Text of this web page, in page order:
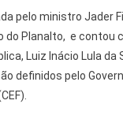
pelo ministro Jader
do Planalto, e contou
Luiz Inácio Lula da
definidos pelo